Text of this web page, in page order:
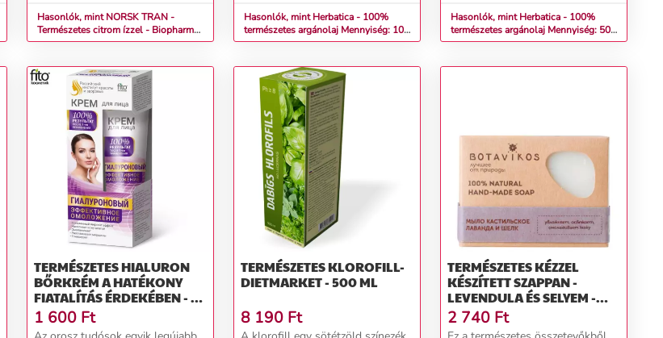
Hasonlók, mint NORSK TRAN -
Természetes citrom ízzel - Biopharma
Mennyiség: 375 ml
Hasonlók, mint Herbatica - 100%
természetes argánolaj Mennyiség: 100
ml
Hasonlók, mint Herbatica - 100%
természetes argánolaj Mennyiség: 50
ml
TERMÉSZETES HIALURON
BŐRKRÉM A HATÉKONY
FIATALÍTÁS ÉRDEKÉBEN - 45
ML – FITOKOSMETIK
1 600 Ft
TERMÉSZETES KLOROFILL-
DIETMARKET - 500 ML
8 190 Ft
TERMÉSZETES KÉZZEL
KÉSZÍTETT SZAPPAN -
LEVENDULA ÉS SELYEM -
100G- BOTAVIKOS
2 740 Ft